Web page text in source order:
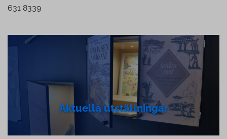
631 8339
Aktuella ut­ställ­ning­ar